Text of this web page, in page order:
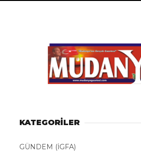
KATEGORİLER
GÜNDEM (İGFA)